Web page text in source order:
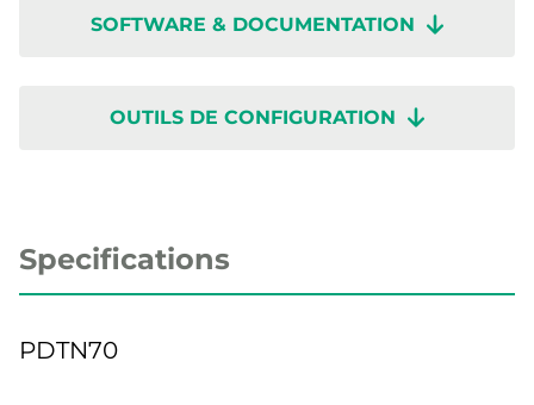
plutôt que sur la configuration. Presigo PDTN : à la
SOFTWARE & DOCUMENTATION
OUTILS DE CONFIGURATION
Specifications
PDTN70